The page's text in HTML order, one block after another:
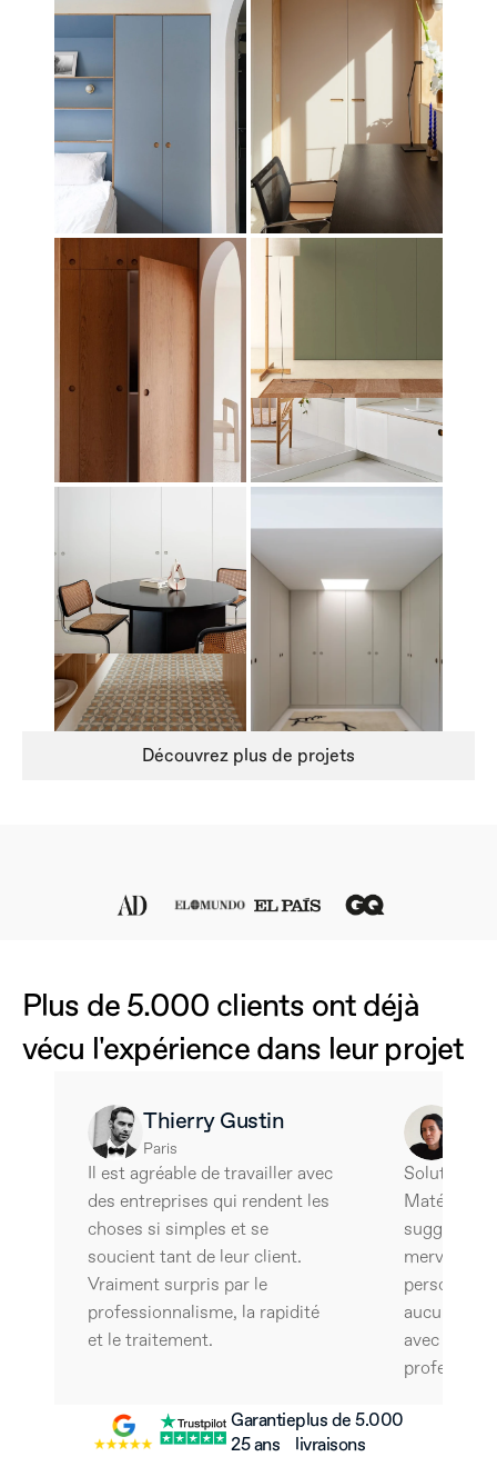
Découvrez plus de projets
Plus de 5.000 clients ont déjà
vécu l'expérience dans leur projet
Thierry Gustin
Paris
Il est agréable de travailler avec
des entreprises qui rendent les
choses si simples et se
soucient tant de leur client.
Vraiment surpris par le
professionnalisme, la rapidité
et le traitement.
Solutions
Matériaux
suggestifs
aucun
avec cette
Garantie
25 ans
plus de 5.000
livraisons